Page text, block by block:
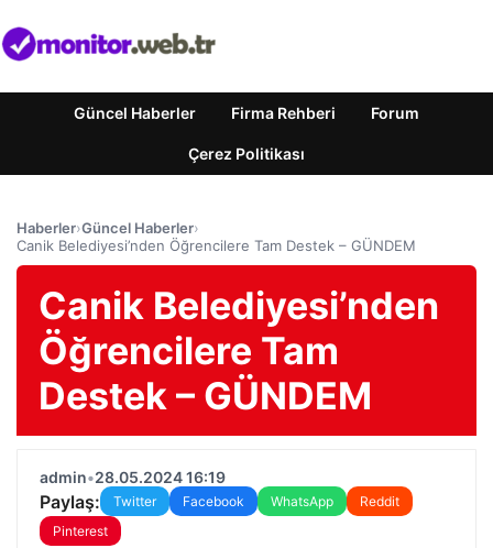
Güncel Haberler Firma Rehberi Forum
Çerez Politikası
Haberler›Güncel Haberler›
Canik Belediyesi’nden Öğrencilere Tam Destek – GÜNDEM
Canik Belediyesi’nden
Öğrencilere Tam
Destek – GÜNDEM
admin•28.05.2024 16:19
Paylaş: Twitter Facebook WhatsApp
Reddit
Pinterest